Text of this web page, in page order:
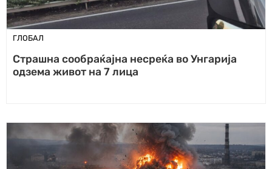
ГЛОБАЛ
Страшна сообраќајна несреќа во Унгарија
одзема живот на 7 лица